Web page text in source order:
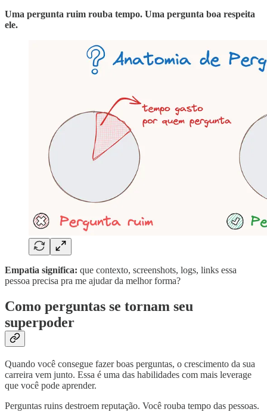
Uma pergunta ruim rouba tempo. Uma pergunta boa respeita
ele.
Empatia significa: que contexto, screenshots, logs, links essa
pessoa precisa pra me ajudar da melhor forma?
Como perguntas se tornam seu
superpoder
Quando você consegue fazer boas perguntas, o crescimento da sua
carreira vem junto. Essa é uma das habilidades com mais leverage
que você pode aprender.
Perguntas ruins destroem reputação. Você rouba tempo das pessoas.